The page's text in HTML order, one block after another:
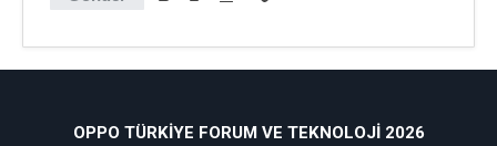
OPPO TÜRKIYE FORUM VE TEKNOLOJI 2026